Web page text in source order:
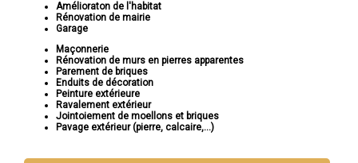
Amélioraton de l'habitat
Rénovation de mairie
Garage
Maçonnerie
Rénovation de murs en pierres apparentes
Parement de briques
Enduits de décoration
Peinture extérieure
Ravalement extérieur
Jointoiement de moellons et briques
Pavage extérieur (pierre, calcaire,...)